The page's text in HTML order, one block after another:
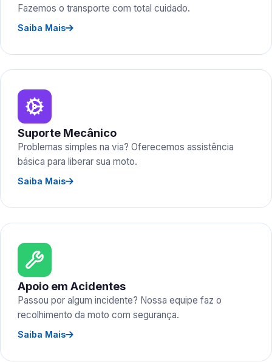
Fazemos o transporte com total cuidado.
Saiba Mais
Suporte Mecânico
Problemas simples na via? Oferecemos assistência
básica para liberar sua moto.
Saiba Mais
Apoio em Acidentes
Passou por algum incidente? Nossa equipe faz o
recolhimento da moto com segurança.
Saiba Mais